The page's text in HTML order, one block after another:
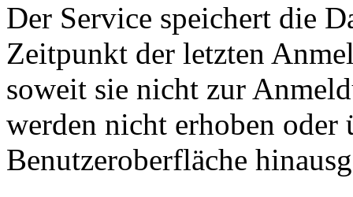
Der Service speichert die
Zeitpunkt der letzten
soweit sie nicht zur
werden nicht erhoben
Benutzeroberfläche